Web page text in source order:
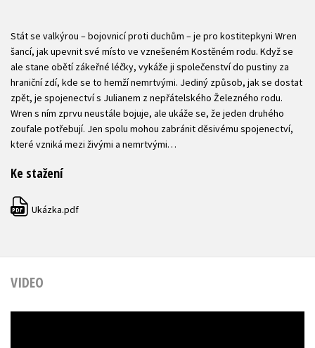
Stát se valkýrou – bojovnicí proti duchům – je pro kostitepkyni Wren
šancí, jak upevnit své místo ve vznešeném Kostěném rodu. Když se
ale stane obětí zákeřné léčky, vykáže ji společenství do pustiny za
hraniční zdí, kde se to hemží nemrtvými. Jediný způsob, jak se dostat
zpět, je spojenectví s Julianem z nepřátelského Železného rodu.
Wren s ním zprvu neustále bojuje, ale ukáže se, že jeden druhého
zoufale potřebují. Jen spolu mohou zabránit děsivému spojenectví,
které vzniká mezi živými a nemrtvými…
Ke stažení
PDF Ukázka.pdf
VIDEO